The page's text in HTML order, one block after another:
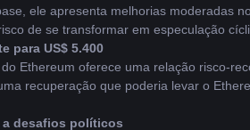
ele apresenta melhorias moderadas
de se transformar em especulação
para US$ 5.400
Ethereum oferece uma relação risco-
recuperação que poderia levar o
a desafios políticos